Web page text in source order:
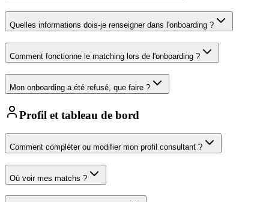
Quelles informations dois-je renseigner dans l'onboarding ?
Comment fonctionne le matching lors de l'onboarding ?
Mon onboarding a été refusé, que faire ?
Profil et tableau de bord
Comment compléter ou modifier mon profil consultant ?
Où voir mes matchs ?